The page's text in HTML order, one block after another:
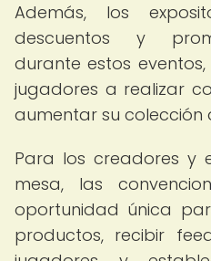
Además, los
descuentos y
durante estos
jugadores a realizar
aumentar su colección
Para los creadores y
mesa, las
oportunidad única
productos, recibir